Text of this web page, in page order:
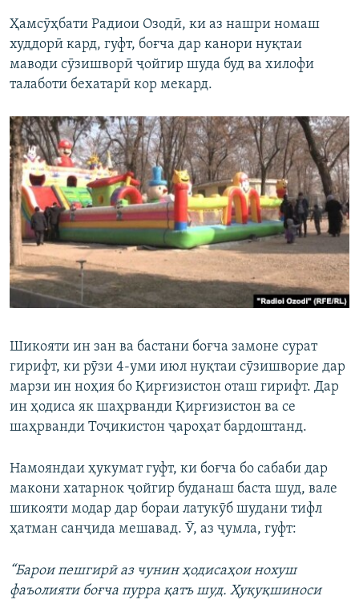
Ҳамсӯҳбати Радиои Озодӣ, ки аз нашри номаш
худдорӣ кард, гуфт, боғча дар канори нуқтаи
маводи сӯзишворӣ ҷойгир шуда буд ва хилофи
талаботи бехатарӣ кор мекард.
Шикояти ин зан ва бастани боғча замоне сурат
гирифт, ки рӯзи 4-уми июл нуқтаи сӯзишворие дар
марзи ин ноҳия бо Қирғизистон оташ гирифт. Дар
ин ҳодиса як шаҳрванди Қирғизистон ва се
шаҳрванди Тоҷикистон ҷароҳат бардоштанд.
Намояндаи ҳукумат гуфт, ки боғча бо сабаби дар
макони хатарнок ҷойгир буданаш баста шуд, вале
шикояти модар дар бораи латукӯб шудани тифл
ҳатман санҷида мешавад. Ӯ, аз ҷумла, гуфт:
“Барои пешгирӣ аз чунин ҳодисаҳои нохуш
фаъолияти боғча пурра қатъ шуд. Ҳуқуқшиноси